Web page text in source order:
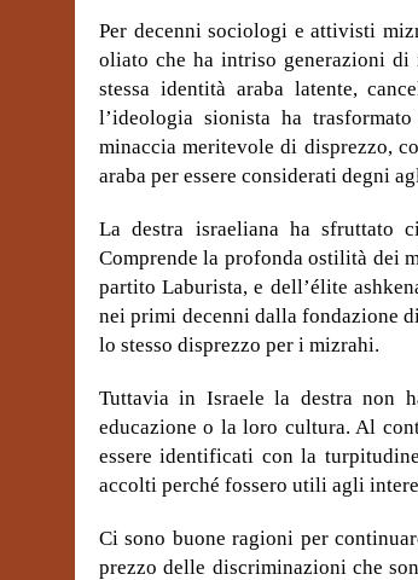
Per decenni sociologi e attivisti
oliato che ha intriso generazioni
stessa identità araba latente,
l’ideologia sionista ha
minaccia meritevole di disprezzo,
araba per essere considerati degni
La destra israeliana ha sfruttato
Comprende la profonda ostilità dei
partito Laburista, e dell’élite
nei primi decenni dalla fondazione
lo stesso disprezzo per i mizrahi.
Tuttavia in Israele la destra non
educazione o la loro cultura. Al
essere identificati con la
accolti perché fossero utili agli
Ci sono buone ragioni per
prezzo delle discriminazioni che